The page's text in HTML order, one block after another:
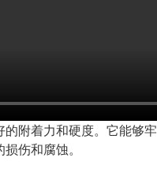
的附着力和硬度。它能够
伤和腐蚀。